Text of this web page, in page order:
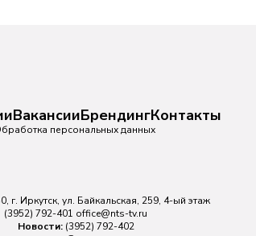
ВакансииБрендингКонтакты
персональных данных
г. Иркутск, ул. Байкальская, 259, 4-ый этаж
(3952) 792-401 office@nts-tv.ru
Новости: (3952) 792-402